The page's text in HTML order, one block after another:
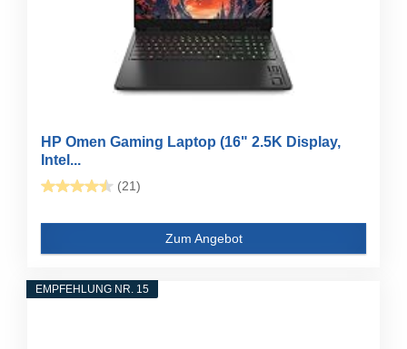
HP Omen Gaming Laptop (16" 2.5K Display,
Intel...
(21)
Zum Angebot
EMPFEHLUNG NR. 15